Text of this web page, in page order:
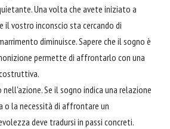
Una volta che avete iniziato a
il vostro inconscio sta cercando di
diminuisce. Sapere che il sogno è
permette di affrontarlo con una
Se il sogno indica una relazione
o la necessità di affrontare un
deve tradursi in passi concreti.